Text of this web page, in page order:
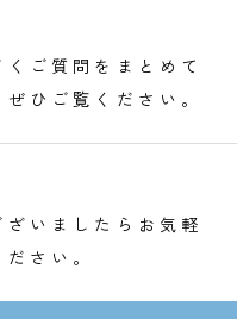
ご質問をまとめて
ひご覧ください。
いましたらお気軽
さい。